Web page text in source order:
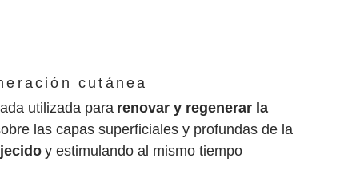
cutánea
utilizada para renovar y regenerar la
las capas superficiales y profundas de la
y estimulando al mismo tiempo